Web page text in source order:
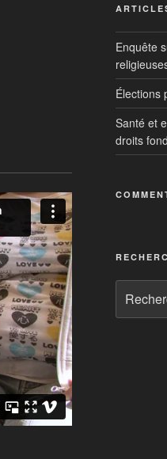
Enquête
Élections
Santé et
droits